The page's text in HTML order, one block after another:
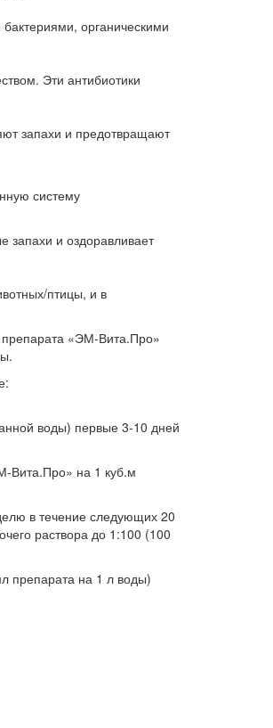
органическими
Эти антибиотики
запахи и предотвращают
систему
запахи и оздоравливает
птицы, и в
препарата «ЭМ-Вита.Про»
воды) первые 3-10 дней
Вита.Про» на 1 куб.м
в течение следующих 20
раствора до 1:100 (100
препарата на 1 л воды)